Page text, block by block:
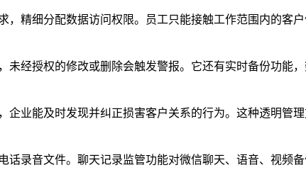
精细分配数据访问权限。员工只能接触工作范围内的客
经授权的修改或删除会触发警报。它还有实时备份功能
业能及时发现并纠正损害客户关系的行为。这种透明管
录音文件。聊天记录监管功能对微信聊天、语音、视频